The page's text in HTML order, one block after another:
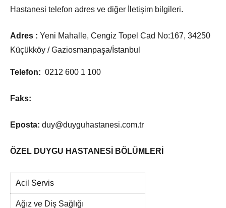
Hastanesi telefon adres ve diğer İletişim bilgileri.
Adres : Yeni Mahalle, Cengiz Topel Cad No:167, 34250
Küçükköy / Gaziosmanpaşa/İstanbul
Telefon: 0212 600 1 100
Faks:
Eposta: duy@duyguhastanesi.com.tr
ÖZEL DUYGU HASTANESİ BÖLÜMLERİ
Acil Servis
Ağız ve Diş Sağlığı